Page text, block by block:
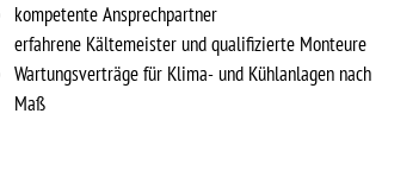
kompetente Ansprechpartner
erfahrene Kältemeister und qualifizierte Monteure
Wartungsverträge für Klima- und Kühlanlagen nach
Maß